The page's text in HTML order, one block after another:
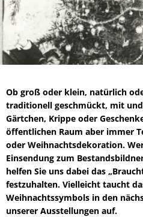
Ob groß oder klein, natürlich
traditionell geschmückt, mit
Gärtchen, Krippe oder
öffentlichen Raum aber immer
oder Weihnachtsdekoration.
Einsendung zum
helfen Sie uns dabei das
festzuhalten. Vielleicht taucht
Weihnachtssymbols in den
unserer Ausstellungen auf.